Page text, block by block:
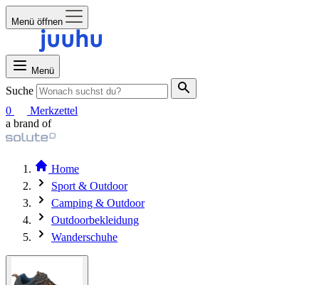
Menü öffnen
Menü
Suche
0
Merkzettel
a brand of
Home
Sport & Outdoor
Camping & Outdoor
Outdoorbekleidung
Wanderschuhe